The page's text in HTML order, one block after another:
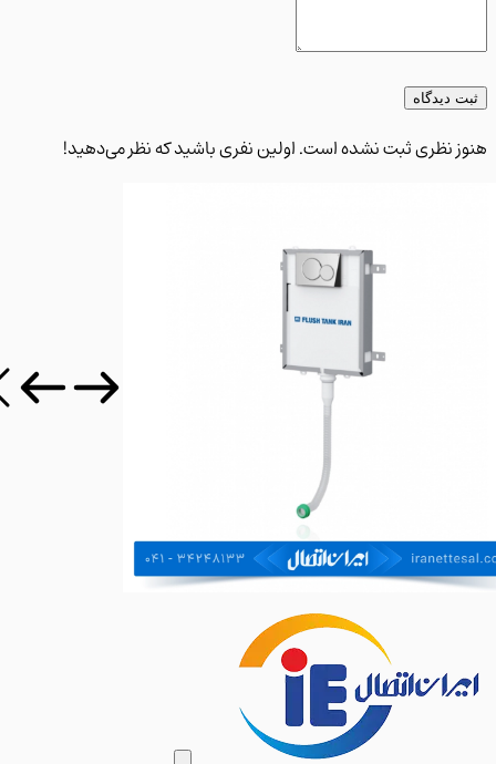
دیدگاه
نظری ثبت نشده است. اولین نفری باشید که نظر می‌دهید!